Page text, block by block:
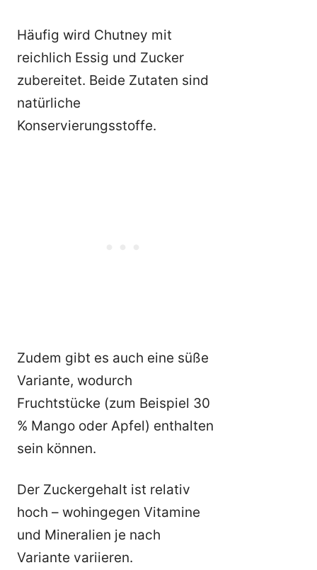
Häufig wird Chutney mit
reichlich Essig und Zucker
zubereitet. Beide Zutaten sind
natürliche
Konservierungsstoffe.
Zudem gibt es auch eine süße
Variante, wodurch
Fruchtstücke (zum Beispiel 30
% Mango oder Apfel) enthalten
sein können.
Der Zuckergehalt ist relativ
hoch – wohingegen Vitamine
und Mineralien je nach
Variante variieren.